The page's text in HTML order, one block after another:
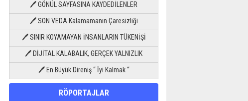
🖊 GÖNÜL SAYFASINA KAYDEDİLENLER
🖊 SON VEDA Kalamamanın Çaresizliği
🖊 SINIR KOYAMAYAN İNSANLARIN TÜKENİŞİ
🖊 DİJİTAL KALABALIK, GERÇEK YALNIZLIK
🖊 En Büyük Direniş “ İyi Kalmak “
RÖPORTAJLAR